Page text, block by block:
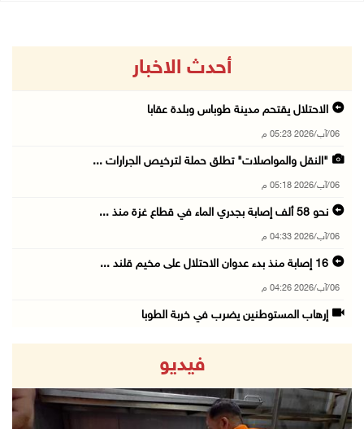
أحدث الاخبار
الاحتلال يقتحم مدينة طوباس وبلدة عقابا
06/آب/2026 05:23 م
"النقل والمواصلات" تطلق حملة لترخيص الجرارات ...
06/آب/2026 05:18 م
نحو 58 ألف إصابة بجدري الماء في قطاع غزة منذ ...
06/آب/2026 04:33 م
16 إصابة منذ بدء عدوان الاحتلال على مخيم قلند ...
06/آب/2026 04:26 م
إرهاب المستوطنين يضرب في خربة الطوبا
الخليلي تبحث مع النائب العام تعزيز الشراكة في ...
06/آب/2026 02:41 م
وزير العدل يبحث مع السفير التركي تعزيز التعاو ...
فيديو